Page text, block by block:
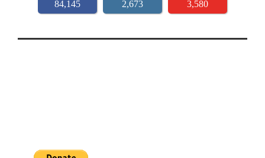
84,145 2,673 3,580